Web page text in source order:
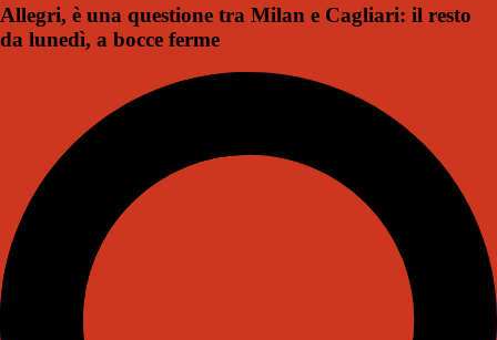
Allegri, è una questione tra Milan e Cagliari: il resto
da lunedì, a bocce ferme